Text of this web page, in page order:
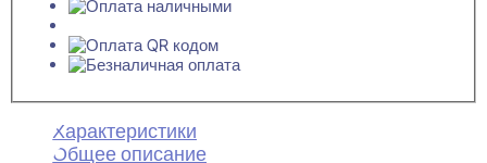
Характеристики
Общее описание